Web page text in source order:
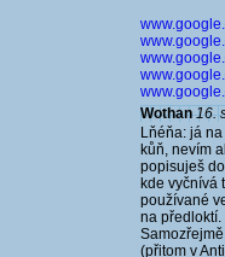
Wothan 16.
Lňéňa: já
kůň, nevím
popisuješ
kde vyčnívá
používané
na předloktí.
(přitom v